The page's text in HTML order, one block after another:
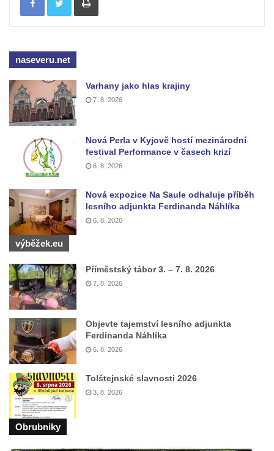
Kříž na louce v horních Mikulášovicích
Posteltův kříž naproti domu ev.č. 29 v
Mikulášovicích
Kříž Neubaukreuz u domu čp. 698 v
Mikulášovicích
Kříž manželů Endlerových u továrního
objektu v Mikulášovicích
Kříž u silnice východně od Mikulášovic
Meyerův kříž východně od Mikulášovic
Kříž u rozcestí k větrnému mlýnu Světlík v
Horním Podluží
Kříž u domu čp. 1016 v Mikulášovicích
Herltův kříž u Mikova v Mikulášovicích
Kříž u Borských u domu čp. 859 v
Mikulášovicích
Kříž Ließnerových naproti Mikovu v
Mikulášovicích
Mikovu v Mikulášovicích
Lissnerův kříž u domu čp. 39 v
Mikulášovicích
naseveru.net
Varhany jako hlas krajiny
7. 8. 2026
Nová Perla v Kyjově hostí mezinárodní
festival Performance v časech krizí
6. 8. 2026
Nová expozice Na Saule odhaluje příběh
lesního adjunkta Ferdinanda Náhlíka
6. 8. 2026
výběžek.eu
Příměstský tábor 3. – 7. 8. 2026
7. 8. 2026
Objevte tajemství lesního adjunkta
Ferdinanda Náhlíka
6. 8. 2026
Tolštejnské slavnosti 2026
3. 8. 2026
Obrubniky